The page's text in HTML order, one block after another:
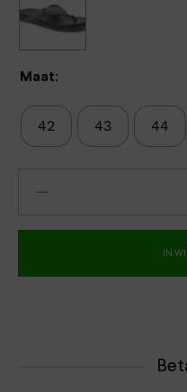
Maat:
42 43 44
IN